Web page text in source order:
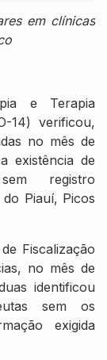
em clínicas
e Terapia
14) verificou,
no mês de
existência de
registro
Piauí, Picos
Fiscalização
no mês de
identificou
sem os
exigida